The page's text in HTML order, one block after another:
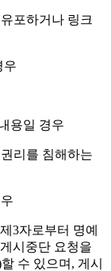
포하거나 링크
우
용일 경우
리를 침해하는
3자로부터 명예
시중단 요청을
수 있으며, 게시